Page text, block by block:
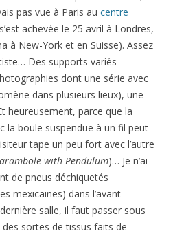
pas vue à Paris au centre
achevée le 25 avril à Londres,
à New-York et en Suisse). Assez
Des supports variés
dont une série avec
dans plusieurs lieux), une
heureusement, parce que la
la boule suspendue à un fil peut
tape un peu fort avec l’autre
with Pendulum)… Je n’ai
de pneus déchiquetés
mexicaines) dans l’avant-
salle, il faut passer sous
sortes de tissus faits de